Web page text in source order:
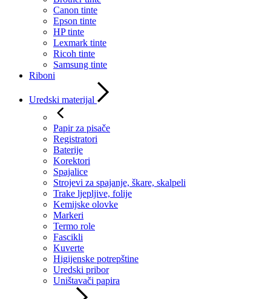
Canon tinte
Epson tinte
HP tinte
Lexmark tinte
Ricoh tinte
Samsung tinte
Riboni
Uredski materijal
Papir za pisače
Registratori
Baterije
Korektori
Spajalice
Strojevi za spajanje, škare, skalpeli
Trake ljepljive, folije
Kemijske olovke
Markeri
Termo role
Fascikli
Kuverte
Higijenske potrepštine
Uredski pribor
Uništavači papira